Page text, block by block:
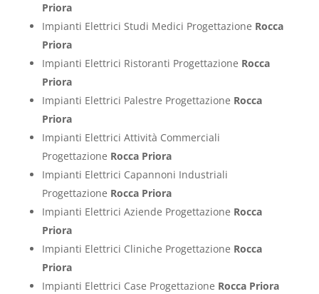
Priora
Impianti Elettrici Studi Medici Progettazione Rocca
Priora
Impianti Elettrici Ristoranti Progettazione Rocca
Priora
Impianti Elettrici Palestre Progettazione Rocca
Priora
Impianti Elettrici Attività Commerciali
Progettazione Rocca Priora
Impianti Elettrici Capannoni Industriali
Progettazione Rocca Priora
Impianti Elettrici Aziende Progettazione Rocca
Priora
Impianti Elettrici Cliniche Progettazione Rocca
Priora
Impianti Elettrici Case Progettazione Rocca Priora